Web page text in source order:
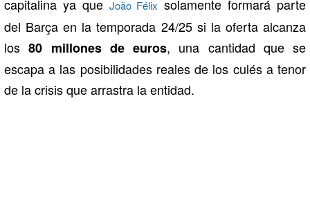
capitalina ya que João Félix solamente formará parte
del Barça en la temporada 24/25 si la oferta alcanza
los80 millones de euros, una cantidad que se
escapa a las posibilidades reales de los culés a tenor
de la crisis que arrastra la entidad.